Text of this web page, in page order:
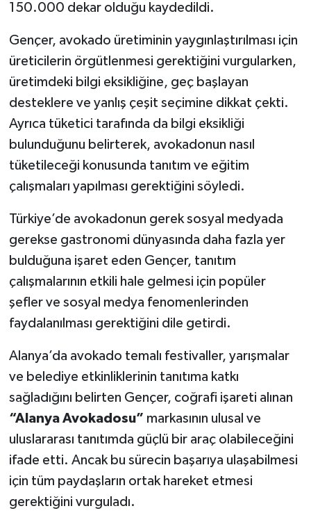
150.000 dekar olduğu kaydedildi.
Gençer, avokado üretiminin yaygınlaştırılması için
üreticilerin örgütlenmesi gerektiğini vurgularken,
üretimdeki bilgi eksikliğine, geç başlayan
desteklere ve yanlış çeşit seçimine dikkat çekti.
Ayrıca tüketici tarafında da bilgi eksikliği
bulunduğunu belirterek, avokadonun nasıl
tüketileceği konusunda tanıtım ve eğitim
çalışmaları yapılması gerektiğini söyledi.
Türkiye’de avokadonun gerek sosyal medyada
gerekse gastronomi dünyasında daha fazla yer
bulduğuna işaret eden Gençer, tanıtım
çalışmalarının etkili hale gelmesi için popüler
şefler ve sosyal medya fenomenlerinden
faydalanılması gerektiğini dile getirdi.
Alanya’da avokado temalı festivaller, yarışmalar
ve belediye etkinliklerinin tanıtıma katkı
sağladığını belirten Gençer, coğrafi işareti alınan
“Alanya Avokadosu” markasının ulusal ve
uluslararası tanıtımda güçlü bir araç olabileceğini
ifade etti. Ancak bu sürecin başarıya ulaşabilmesi
için tüm paydaşların ortak hareket etmesi
gerektiğini vurguladı.